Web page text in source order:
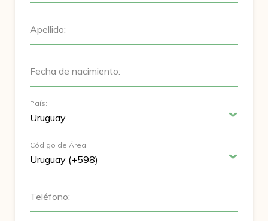
Apellido:
Fecha de nacimiento:
País:
Código de Área:
Teléfono: